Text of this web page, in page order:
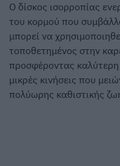
Ο δίσκος ισορροπίας
του κορμού που
μπορεί να
τοποθετημένος στην
προσφέροντας καλύτερη
μικρές κινήσεις που
πολύωρης καθιστικής